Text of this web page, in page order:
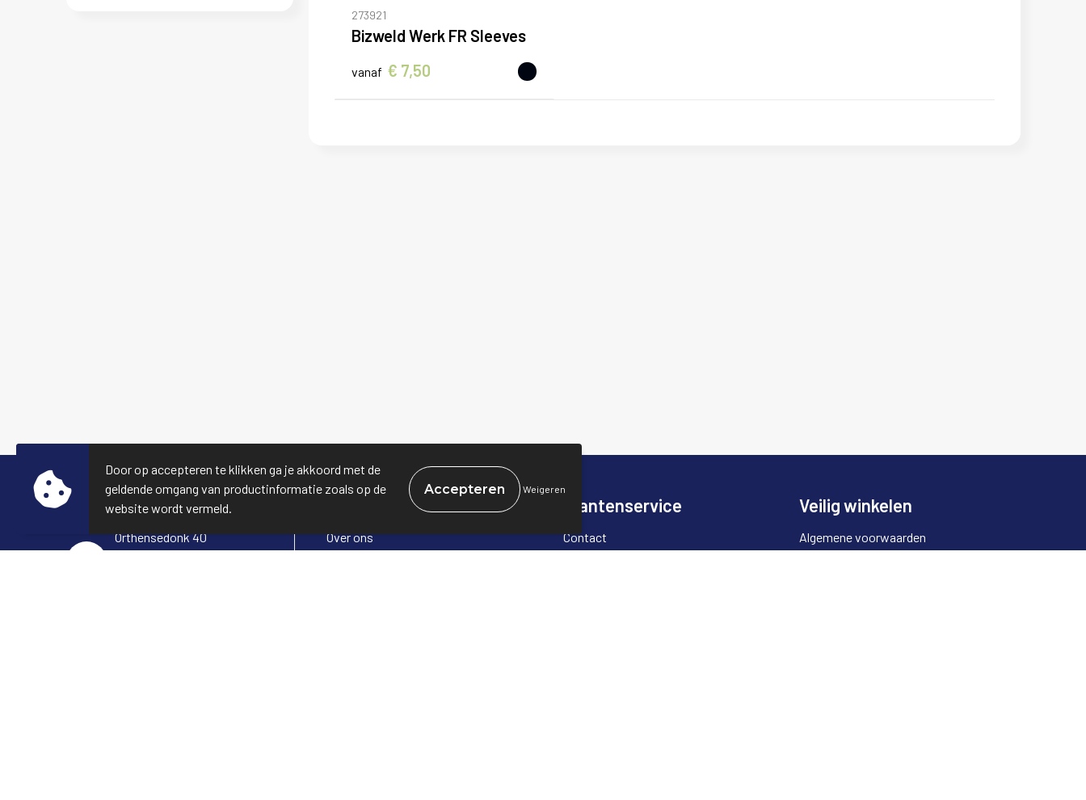
273921
Bizweld Werk FR Sleeves
vanaf € 7,50
Contact
Orthensedonk 40
Over ons
Klantenservice
Contact
Veilig winkelen
Algemene voorwaarden
Door op accepteren te klikken ga je akkoord met de
geldende omgang van productinformatie zoals op de
website wordt vermeld.
Weigeren